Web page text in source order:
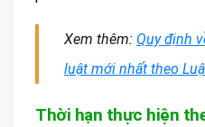
Xem thêm: Quy định
luật mới nhất theo
Thời hạn thực hiện